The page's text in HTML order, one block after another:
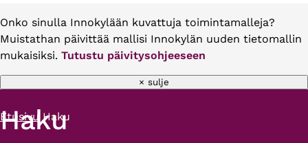
Onko sinulla Innokylään kuvattuja toimintamalleja?
Muistathan päivittää mallisi Innokylän uuden tietomallin
mukaisiksi. Tutustu päivitysohjeeseen
× sulje
Murupolku
Etusivu Haku
Haku